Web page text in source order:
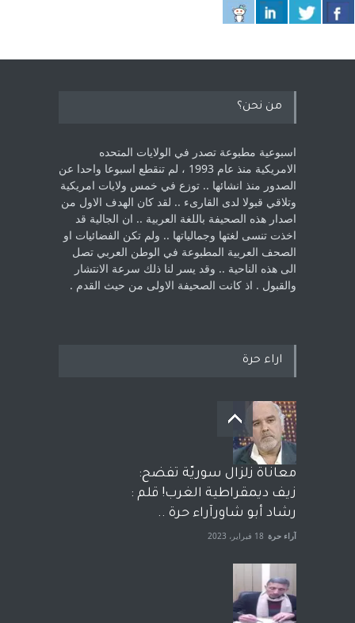
من نحن؟
اسبوعية مطبوعة تصدر في الولايات المتحده
الامريكية منذ عام 1993 ، لم ‏تنقطع اسبوعا واحدا عن
الصدور منذ انشائها .. توزع في خمس ولايات امريكية
‏وتلاقي قبولا لدى القارىء ..‏ لقد كان الهدف الاول من
اصدار هذه الصحيفة باللغة العربية .. ان الجالية قد
اخذت ‏تنسى لغتها وجمالياتها .. ولم تكن الفضائيات او
الصحف العربية المطبوعة في الوطن ‏العربي تصل
الى هذه الناحية .. وقد يسر لنا ذلك سرعة الانتشار
والقبول . اذ كانت ‏الصحيفة الاولى من حيث القدم . ‏
اراء حرة
معاناة زلزال سوريّة تفضح:
زيف ديمقراطية الغرب! قلم :
رشاد أبو شاورآراء حرة ..
آراء حرة 18 فبراير، 2023